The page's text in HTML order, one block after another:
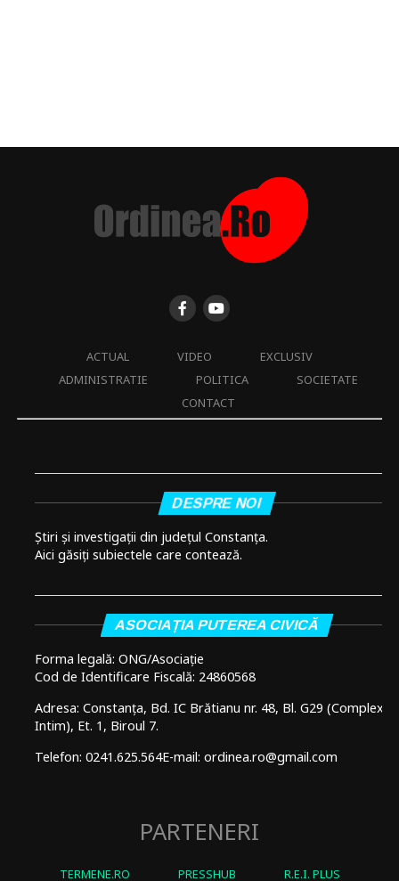
ACTUAL VIDEO
EXCLUSIV
ADMINISTRATIE
POLITICA
SOCIETATE
CONTACT
DESPRE NOI
Știri și investigații din județul Constanța.
Aici găsiți subiectele care contează.
ASOCIAȚIA PUTEREA CIVICĂ
Forma legală: ONG/Asociație
Cod de Identificare Fiscală: 24860568
Adresa: Constanța, Bd. IC Brătianu nr. 48, Bl. G29 (Complex
Intim), Et. 1, Biroul 7.
Telefon: 0241.625.564E-mail: ordinea.ro@gmail.com
PARTENERI
TERMENE.RO PRESSHUB R.E.I. PLUS